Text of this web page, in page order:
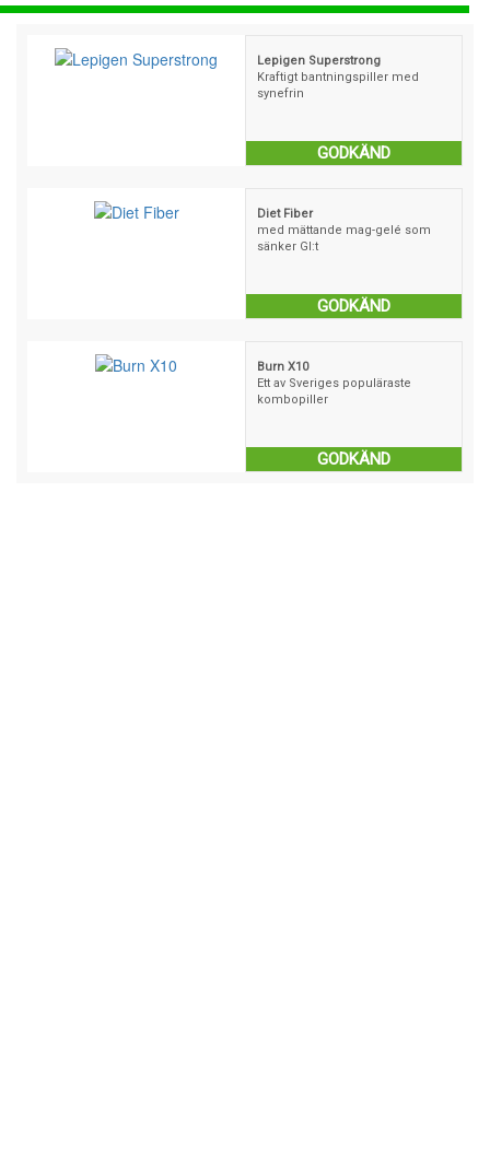
Lepigen Superstrong
Kraftigt bantningspiller med
synefrin
GODKÄND
Diet Fiber
med mättande mag-gelé som
sänker GI:t
GODKÄND
Burn X10
Ett av Sveriges populäraste
kombopiller
GODKÄND